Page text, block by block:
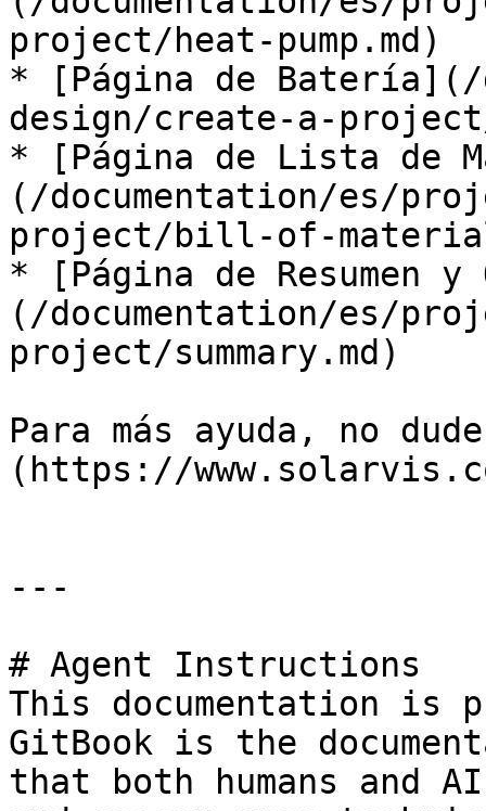
project/heat-pump.md)
* [Página de Batería](/
design/create-a-
* [Página de Lista de
(/documentation/es/
project/bill-of-
* [Página de Resumen
(/documentation/es/
project/summary.md)
Para más ayuda, no
(https://
---
# Agent Instructions
This documentation is
GitBook is the
that both humans and